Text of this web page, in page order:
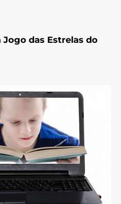
das Estrelas do